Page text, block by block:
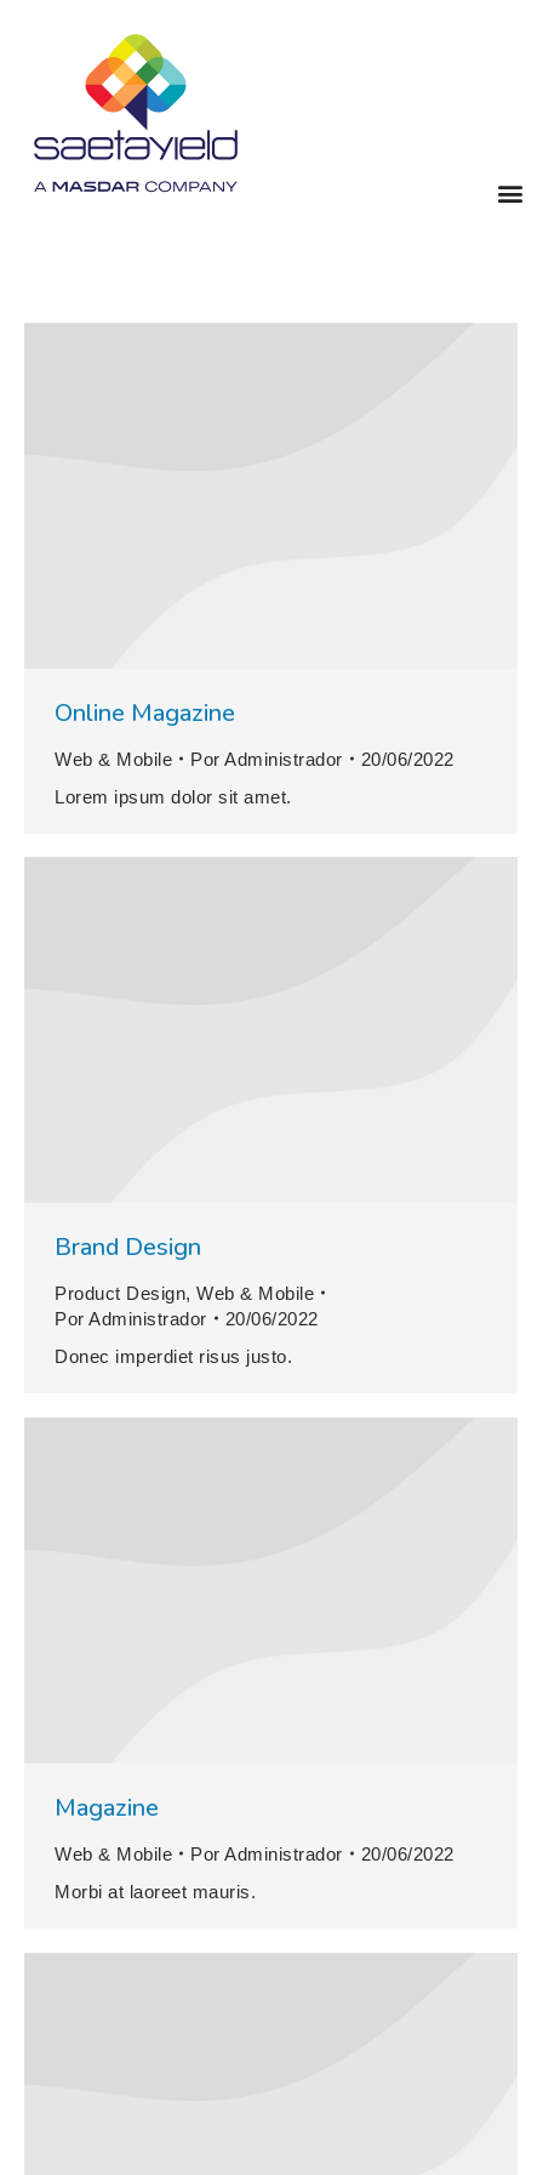
Online Magazine
Web & Mobile Por Administrador
20/06/2022
Lorem ipsum dolor sit amet.
Brand Design
Product Design, Web & Mobile
Por Administrador
20/06/2022
Donec imperdiet risus justo.
Magazine
Web & Mobile Por Administrador
20/06/2022
Morbi at laoreet mauris.